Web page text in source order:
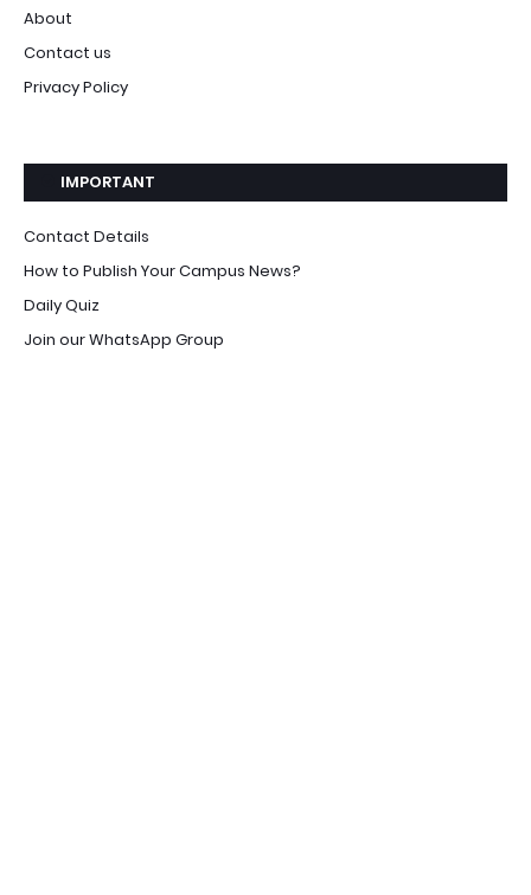
About
Contact us
Privacy Policy
IMPORTANT
Contact Details
How to Publish Your Campus News?
Daily Quiz
Join our WhatsApp Group